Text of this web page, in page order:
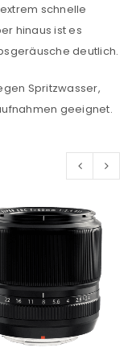
*
schnelle
hinaus ist es
deutlich.
Spritzwasser,
geeignet.